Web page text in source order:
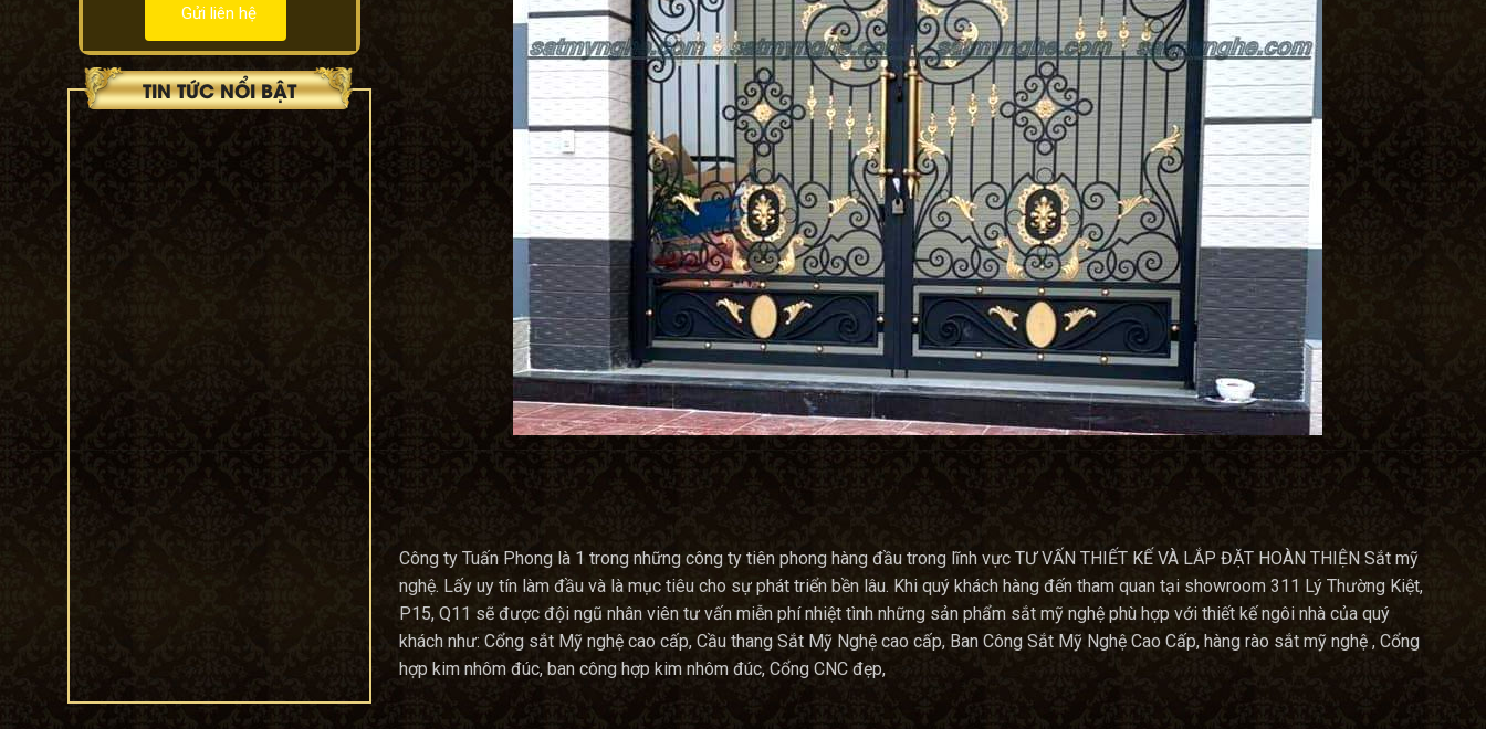
Công ty Tuấn Phong là 1 trong những công ty tiên phong hàng đầu trong lĩnh vực TƯ VẤN THIẾT KẾ VÀ LẮP ĐẶT HOÀN THIỆN Sắt mỹ
nghệ. Lấy uy tín làm đầu và là mục tiêu cho sự phát triển bền lâu. Khi quý khách hàng đến tham quan tại showroom 311 Lý Thường Kiệt,
P15, Q11 sẽ được đội ngũ nhân viên tư vấn miễn phí nhiệt tình những sản phẩm sắt mỹ nghệ phù hợp với thiết kế ngôi nhà của quý
khách như: Cổng sắt Mỹ nghệ cao cấp, Cầu thang Sắt Mỹ Nghệ cao cấp, Ban Công Sắt Mỹ Nghệ Cao Cấp, hàng rào sắt mỹ nghệ , Cổng
hợp kim nhôm đúc, ban công hợp kim nhôm đúc, Cổng CNC đẹp,
TIN TỨC NỔI BẬT
cửa cổng sắt mỹ nghệ 57
19/04/2022
Karaoke Hân linh
TP-Biên Hòa
SHOWROOM 311
LÝ THƯỜNG KIỆT,